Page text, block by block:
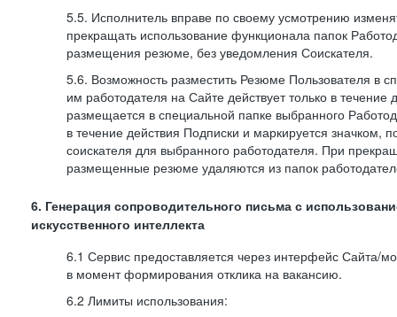
5.5. Исполнитель вправе по своему усмотрению
прекращать использование функционала папок
размещения резюме, без уведомления Соискателя.
5.6. Возможность разместить Резюме Пользователя в
им работодателя на Сайте действует только в
размещается в специальной папке выбранного
в течение действия Подписки и маркируется
соискателя для выбранного работодателя. При
размещенные резюме удаляются из папок
6. Генерация сопроводительного письма с
искусственного интеллекта
6.1 Сервис предоставляется через интерфейс Сайта/
в момент формирования отклика на вакансию.
6.2 Лимиты использования: